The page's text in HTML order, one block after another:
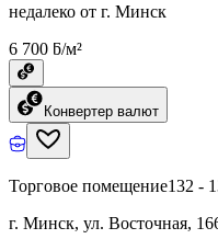
недалеко от г. Минск
6 700 ƃ/м²
Конвертер валют
Торговое помещение132 -
г. Минск, ул. Восточная,